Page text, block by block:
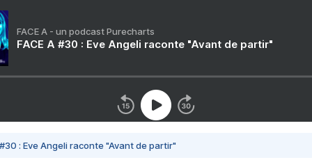
FACE A - un podcast Purecharts
FACE A #30 : Eve Angeli raconte "Avant de partir"
#30 : Eve Angeli raconte "Avant de partir"